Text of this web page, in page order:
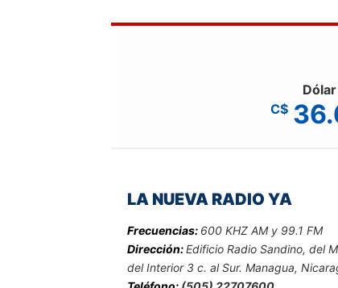
C$
LA NUEVA RADIO YA
Frecuencias: 600 KHZ AM y 99.1 FM
Dirección:Edificio Radio Sandino, del
del Interior 3 c. al Sur. Managua,